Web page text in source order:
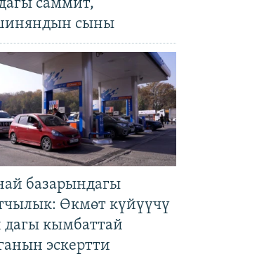
саммит,
сыны
базарындагы
Өкмөт күйүүчү
дагы кымбаттай
эскертти